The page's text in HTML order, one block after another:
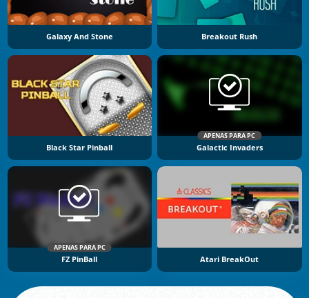
Galaxy And Stone Breakout Rush
Black Star Pinball
APENAS PARA PC
Galactic Invaders
APENAS PARA PC
FZ PinBall Atari BreakOut